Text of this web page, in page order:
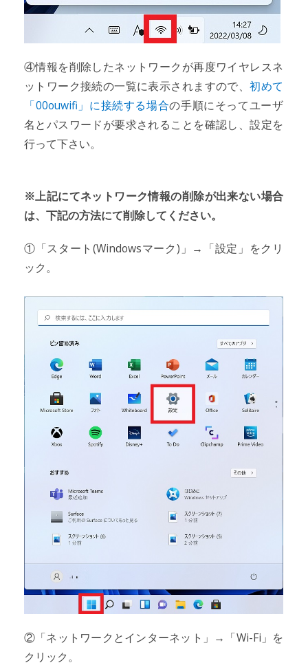
④情報を削除したネットワークが再度ワイヤレスネ
ットワーク接続の一覧に表示されますので、初めて
「00ouwifi」に接続する場合の手順にそってユーザ
名とパスワードが要求されることを確認し、設定を
行って下さい。
※上記にてネットワーク情報の削除が出来ない場合
は、下記の方法にて削除してください。
①「スタート(Windowsマーク)」→「設定」をクリ
ック。
②「ネットワークとインターネット」→「Wi-Fi」を
クリック。